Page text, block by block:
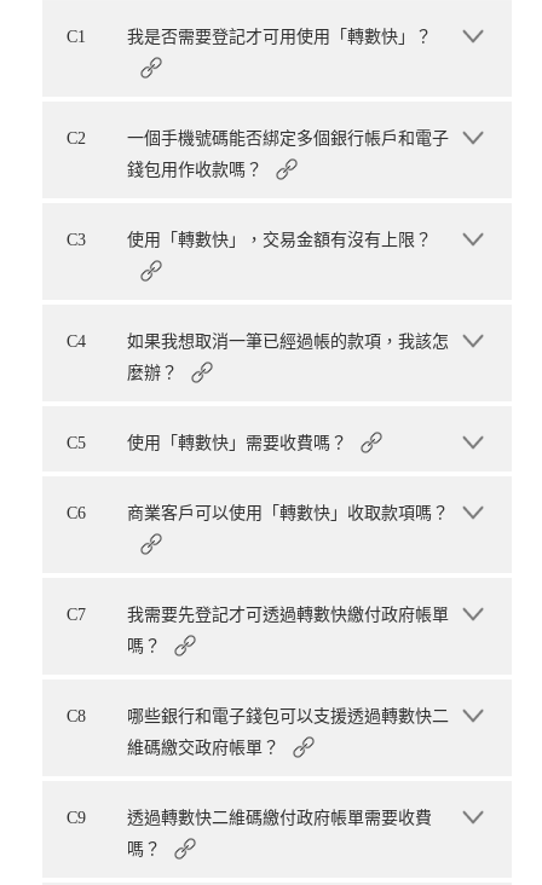
C1 我是否需要登記才可用使用「轉數快」？
C2
一個手機號碼能否綁定多個銀行帳戶和電子
錢包用作收款嗎？
C3 使用「轉數快」，交易金額有沒有上限？
C4
如果我想取消一筆已經過帳的款項，我該怎
麼辦？
C5 使用「轉數快」需要收費嗎？
C6 商業客戶可以使用「轉數快」收取款項嗎？
C7
我需要先登記才可透過轉數快繳付政府帳單
嗎？
C8
哪些銀行和電子錢包可以支援透過轉數快二
維碼繳交政府帳單？
C9
透過轉數快二維碼繳付政府帳單需要收費
嗎？